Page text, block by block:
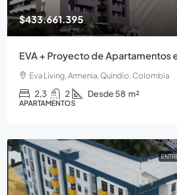
$433.661.395
EVA + Proyecto de Apartamentos
Eva Living, Armenia, Quindío, Colombia
2,3 2 Desde 58 m²
APARTAMENTOS